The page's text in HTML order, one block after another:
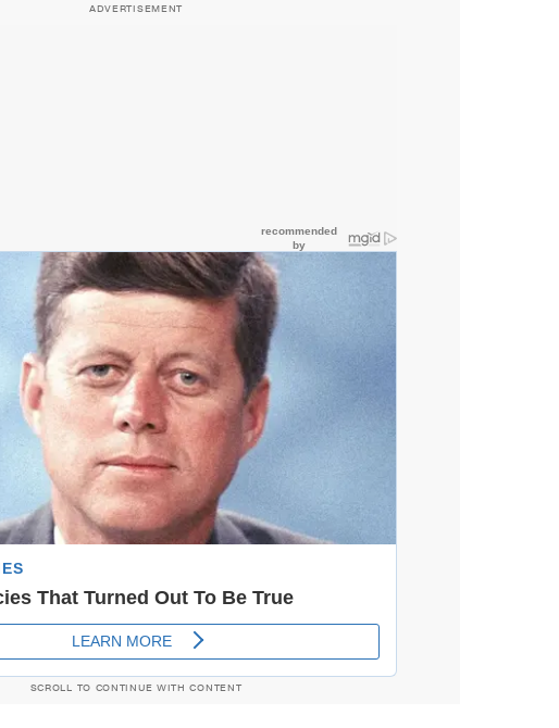
ADVERTISEMENT
SCROLL TO CONTINUE WITH CONTENT